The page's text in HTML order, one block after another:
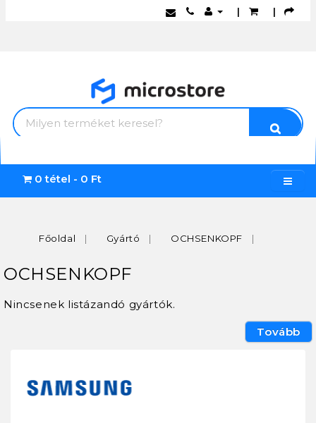
| |
0 tétel - 0 Ft
Főoldal Gyártó OCHSENKOPF
OCHSENKOPF
Nincsenek listázandó gyártók.
Tovább